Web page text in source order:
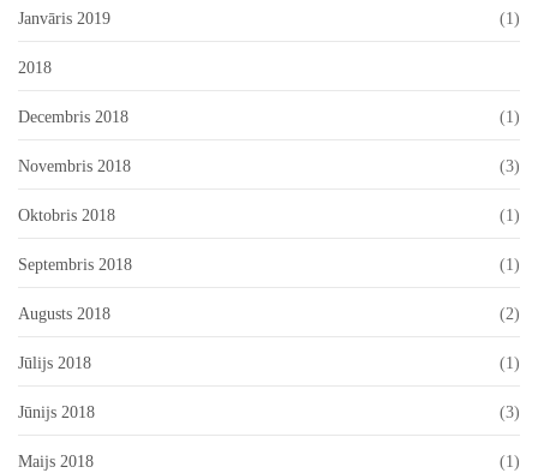
Janvāris 2019 (1)
2018
Decembris 2018 (1)
Novembris 2018 (3)
Oktobris 2018 (1)
Septembris 2018 (1)
Augusts 2018 (2)
Jūlijs 2018 (1)
Jūnijs 2018 (3)
Maijs 2018 (1)